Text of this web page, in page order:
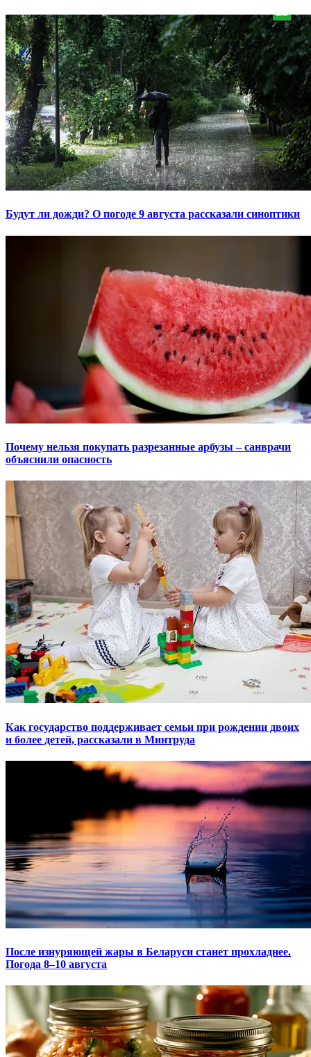
Будут ли дожди? О погоде 9 августа рассказали синоптики
Почему нельзя покупать разрезанные арбузы – санврачи
объяснили опасность
Как государство поддерживает семьи при рождении двоих
и более детей, рассказали в Минтруда
После изнуряющей жары в Беларуси станет прохладнее.
Погода 8–10 августа